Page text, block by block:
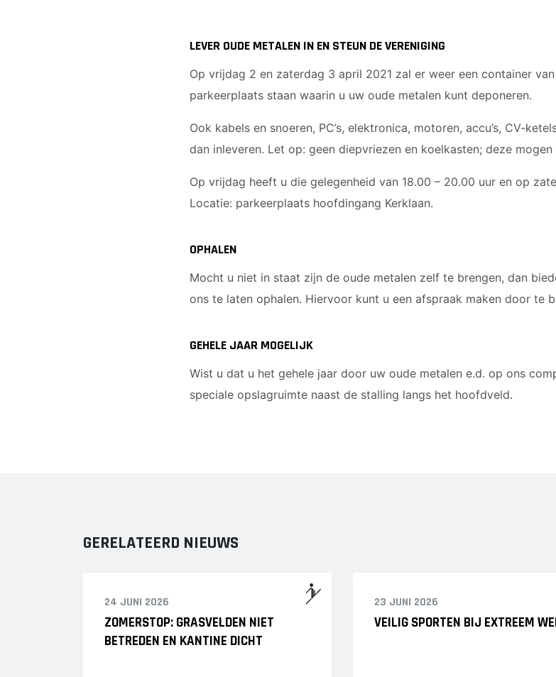
LEVER OUDE METALEN IN EN STEUN DE VERENIGING
Op vrijdag 2 en zaterdag 3 april 2021 zal er weer een container
parkeerplaats staan waarin u uw oude metalen kunt deponeren.
Ook kabels en snoeren, PC’s, elektronica, motoren, accu’s, CV-
dan inleveren. Let op: geen diepvriezen en koelkasten; deze
Op vrijdag heeft u die gelegenheid van 18.00 – 20.00 uur en op
Locatie: parkeerplaats hoofdingang Kerklaan.
OPHALEN
Mocht u niet in staat zijn de oude metalen zelf te brengen, dan
ons te laten ophalen. Hiervoor kunt u een afspraak maken door te
GEHELE JAAR MOGELIJK
Wist u dat u het gehele jaar door uw oude metalen e.d. op ons
speciale opslagruimte naast de stalling langs het hoofdveld.
GERELATEERD NIEUWS
24 JUNI 2026
ZOMERSTOP: GRASVELDEN NIET
BETREDEN EN KANTINE DICHT
23 JUNI 2026
VEILIG SPORTEN BIJ EXTREEM